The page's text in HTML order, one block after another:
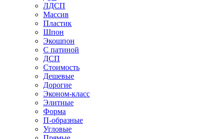
ЛДСП
Массив
Пластик
Шпон
Экошпон
С патиной
ДСП
Стоимость
Дешевые
Дорогие
Эконом-класс
Элитные
Форма
П-образные
Угловые